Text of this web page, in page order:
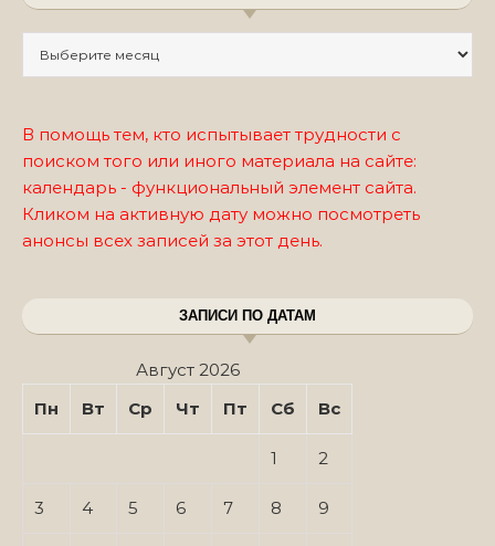
В помощь тем, кто испытывает трудности с
поиском того или иного материала на сайте:
календарь - функциональный элемент сайта.
Кликом на активную дату можно посмотреть
анонсы всех записей за этот день.
ЗАПИСИ ПО ДАТАМ
Август 2026
Пн
Вт Ср Чт Пт Сб Вс
1 2
3 4 5 6 7 8 9